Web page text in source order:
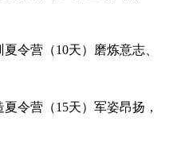
令营（10天）磨炼意志、
令营（15天）军姿昂扬，